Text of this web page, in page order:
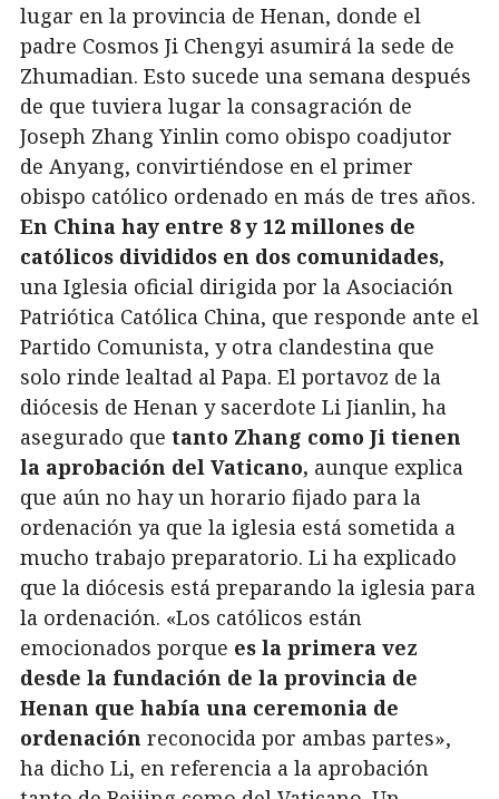
lugar en la provincia de Henan, donde el
padre Cosmos Ji Chengyi asumirá la sede de
Zhumadian. Esto sucede una semana después
de que tuviera lugar la consagración de
Joseph Zhang Yinlin como obispo coadjutor
de Anyang, convirtiéndose en el primer
obispo católico ordenado en más de tres años.
En China hay entre 8 y 12 millones de
católicos divididos en dos comunidades,
una Iglesia oficial dirigida por la Asociación
Patriótica Católica China, que responde ante el
Partido Comunista, y otra clandestina que
solo rinde lealtad al Papa. El portavoz de la
diócesis de Henan y sacerdote Li Jianlin, ha
asegurado que tanto Zhang como Ji tienen
la aprobación del Vaticano, aunque explica
que aún no hay un horario fijado para la
ordenación ya que la iglesia está sometida a
mucho trabajo preparatorio. Li ha explicado
que la diócesis está preparando la iglesia para
la ordenación. «Los católicos están
emocionados porque es la primera vez
desde la fundación de la provincia de
Henan que había una ceremonia de
ordenación reconocida por ambas partes»,
ha dicho Li, en referencia a la aprobación